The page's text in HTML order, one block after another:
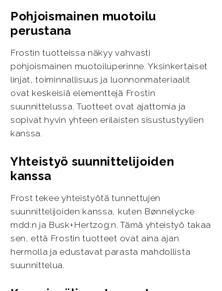
Pohjoismainen muotoilu
perustana
Frostin tuotteissa näkyy vahvasti
pohjoismainen muotoiluperinne. Yksinkertaiset
linjat, toiminnallisuus ja luonnonmateriaalit
ovat keskeisiä elementtejä Frostin
suunnittelussa. Tuotteet ovat ajattomia ja
sopivat hyvin yhteen erilaisten sisustustyylien
kanssa.
Yhteistyö suunnittelijoiden
kanssa
Frost tekee yhteistyötä tunnettujen
suunnittelijoiden kanssa, kuten Bønnelycke
mdd:n ja Busk+Hertzog:n. Tämä yhteistyö takaa
sen, että Frostin tuotteet ovat aina ajan
hermolla ja edustavat parasta mahdollista
suunnittelua.